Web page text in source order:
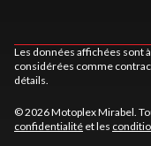
Les données affichées sont
considérées comme
détails.
© 2026 Motoplex Mirabel.
confidentialité et les